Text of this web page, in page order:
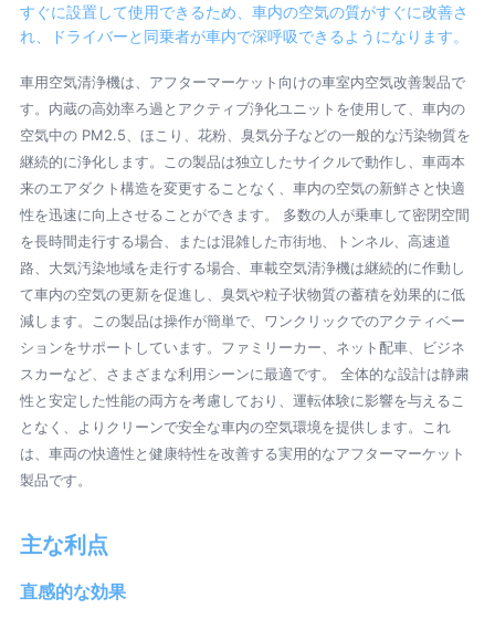
すぐに設置して使用できるため、車内の空気の質がすぐに改善さ
れ、ドライバーと同乗者が車内で深呼吸できるようになります。
車用空気清浄機は、アフターマーケット向けの車室内空気改善製品で
す。内蔵の高効率ろ過とアクティブ浄化ユニットを使用して、車内の
空気中の PM2.5、ほこり、花粉、臭気分子などの一般的な汚染物質を
継続的に浄化します。この製品は独立したサイクルで動作し、車両本
来のエアダクト構造を変更することなく、車内の空気の新鮮さと快適
性を迅速に向上させることができます。 多数の人が乗車して密閉空間
を長時間走行する場合、または混雑した市街地、トンネル、高速道
路、大気汚染地域を走行する場合、車載空気清浄機は継続的に作動し
て車内の空気の更新を促進し、臭気や粒子状物質の蓄積を効果的に低
減します。この製品は操作が簡単で、ワンクリックでのアクティベー
ションをサポートしています。ファミリーカー、ネット配車、ビジネ
スカーなど、さまざまな利用シーンに最適です。 全体的な設計は静粛
性と安定した性能の両方を考慮しており、運転体験に影響を与えるこ
となく、よりクリーンで安全な車内の空気環境を提供します。これ
は、車両の快適性と健康特性を改善する実用的なアフターマーケット
製品です。
主な利点
直感的な効果